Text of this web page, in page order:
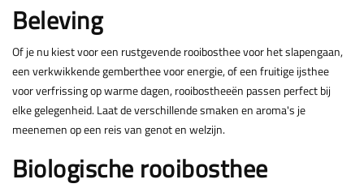
Beleving
Of je nu kiest voor een rustgevende rooibosthee voor het slapengaan,
een verkwikkende gemberthee voor energie, of een fruitige ijsthee
voor verfrissing op warme dagen, rooibostheeën passen perfect bij
elke gelegenheid. Laat de verschillende smaken en aroma's je
meenemen op een reis van genot en welzijn.
Biologische rooibosthee